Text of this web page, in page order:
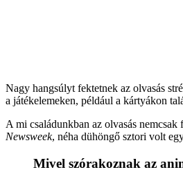
Nagy hangsúlyt fektetnek az olvasás
a játékelemeken, például a kártyákon
A mi családunkban az olvasás
Newsweek, néha dühöngő sztori volt
Mivel szórakoznak az